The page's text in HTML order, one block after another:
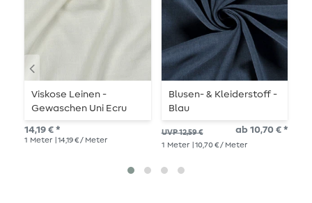
Viskose Leinen -
Gewaschen Uni Ecru
14,19 € *
1 Meter | 14,19 € / Meter
Blusen- & Kleiderstoff -
Blau
UVP 12,59 € ab 10,70 € *
1 Meter | 10,70 € / Meter